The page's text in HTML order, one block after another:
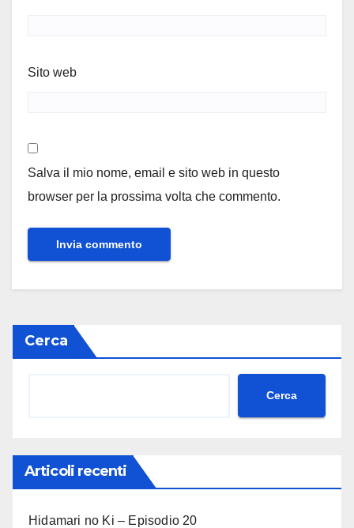
Sito web
Salva il mio nome, email e sito web in questo
browser per la prossima volta che commento.
Cerca
Cerca
Articoli recenti
Hidamari no Ki – Episodio 20